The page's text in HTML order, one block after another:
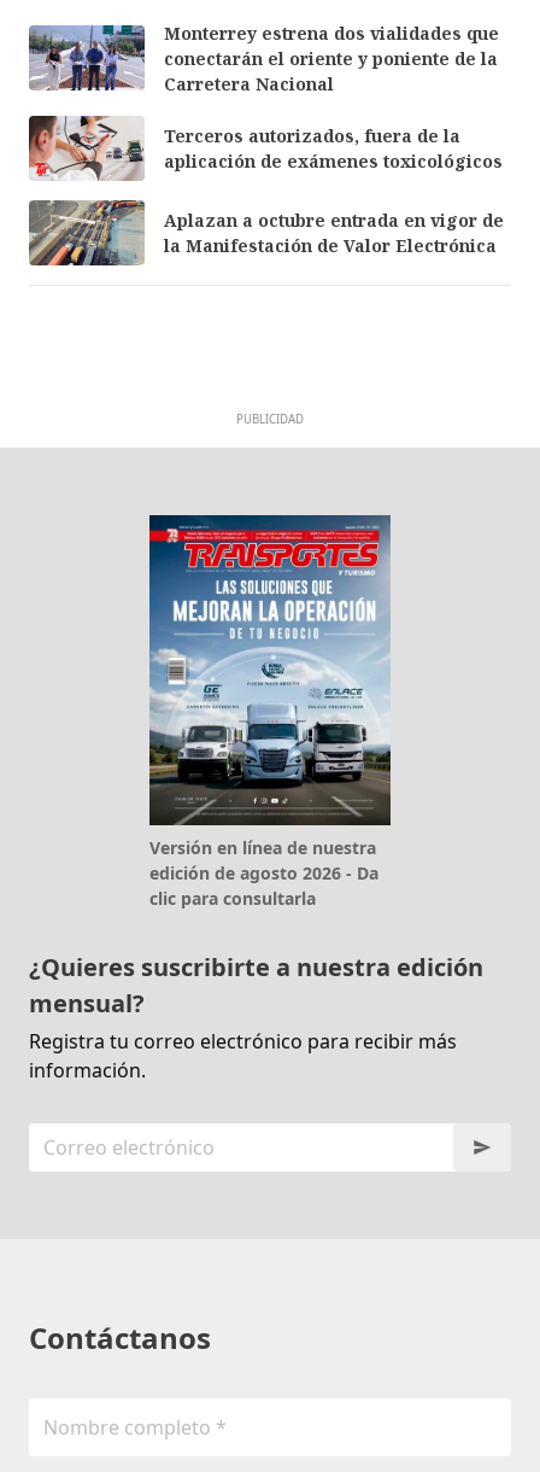
Monterrey estrena dos vialidades que
conectarán el oriente y poniente de la
Carretera Nacional
Terceros autorizados, fuera de la
aplicación de exámenes toxicológicos
Aplazan a octubre entrada en vigor de
la Manifestación de Valor Electrónica
PUBLICIDAD
Versión en línea de nuestra
edición de agosto 2026 - Da
clic para consultarla
¿Quieres suscribirte a nuestra edición
mensual?
Registra tu correo electrónico para recibir más
información.
Contáctanos